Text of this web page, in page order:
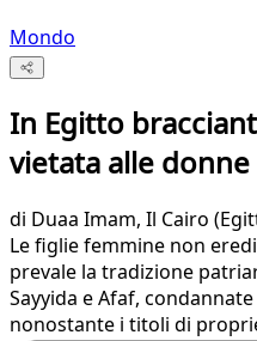
Mondo
In Egitto
vietata alle donne
di Duaa Imam, Il Cairo
Le figlie femmine non
prevale la tradizione
Sayyida e Afaf,
nonostante i titoli di